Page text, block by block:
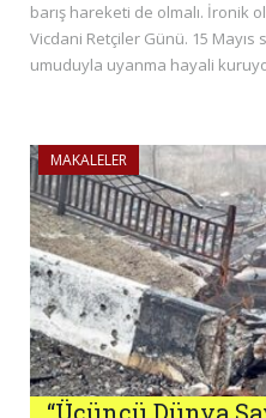
barış hareketi de olmalı. İronik
Vicdani Retçiler Günü. 15
umuduyla uyanma hayali
MAKALELER